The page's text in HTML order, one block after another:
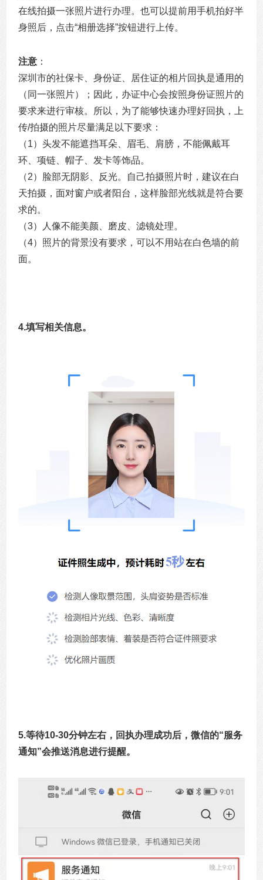
在线拍摄一张照片进行办理。也可以提前用手机拍好半
身照后，点击“相册选择”按钮进行上传。
注意 ：
深圳市的社保卡、身份证、居住证的相片回执是通用的
（同一张照片）；因此，办证中心会按照身份证照片的
要求来进行审核。所以，为了能够快速办理好回执，上
传/拍摄的照片尽量满足以下要求：
（1）头发不能遮挡耳朵、眉毛、肩膀，不能佩戴耳
环、项链、帽子、发卡等饰品。
（2）脸部无阴影、反光。自己拍摄照片时，建议在白
天拍摄，面对窗户或者阳台，这样脸部光线就是符合要
求的。
（3）人像不能美颜、磨皮、滤镜处理。
（4）照片的背景没有要求，可以不用站在白色墙的前
面。
4.填写相关信息。
5.等待10-30分钟左右，回执办理成功后，微信的“服务
通知”会推送消息进行提醒。